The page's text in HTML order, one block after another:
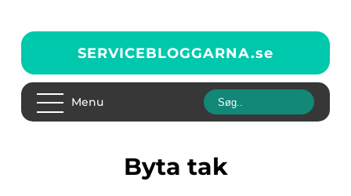
SERVICEBLOGGARNA.se
Menu
byta tak